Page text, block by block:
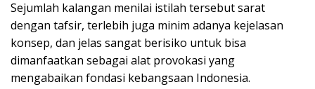
Sejumlah kalangan menilai istilah tersebut sarat
dengan tafsir, terlebih juga minim adanya kejelasan
konsep, dan jelas sangat berisiko untuk bisa
dimanfaatkan sebagai alat provokasi yang
mengabaikan fondasi kebangsaan Indonesia.